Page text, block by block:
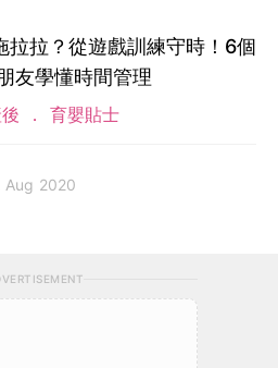
拉拉？從遊戲訓練守時！6個
友學懂時間管理
育嬰貼士
Aug 2020